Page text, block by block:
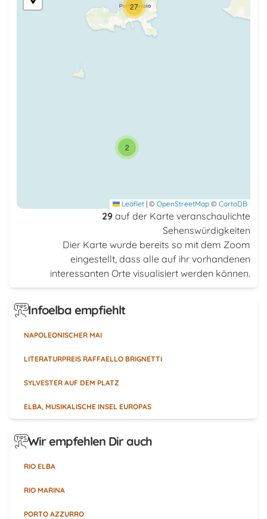
2
27
Leaflet | © OpenStreetMap © CartoDB
29 auf der Karte veranschaulichte
Sehenswürdigkeiten
Dier Karte wurde bereits so mit dem Zoom
eingestellt, dass alle auf ihr vorhandenen
interessanten Orte visualisiert werden können.
Infoelba empfiehlt
NAPOLEONISCHER MAI
LITERATURPREIS RAFFAELLO BRIGNETTI
SYLVESTER AUF DEM PLATZ
ELBA, MUSIKALISCHE INSEL EUROPAS
Wir empfehlen Dir auch
RIO ELBA
RIO MARINA
PORTO AZZURRO